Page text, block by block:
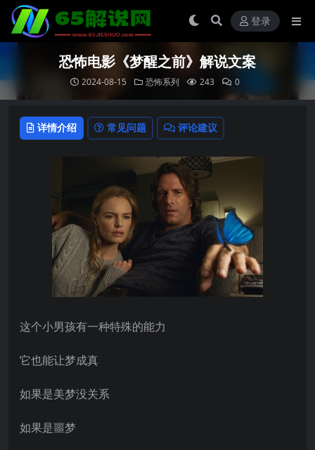
登录
恐怖电影《梦醒之前》解说文案
2024-08-15 恐怖系列 243 0
详情介绍 常见问题 评论建议
这个小男孩有一种特殊的能力
它也能让梦成真
如果是美梦没关系
如果是噩梦